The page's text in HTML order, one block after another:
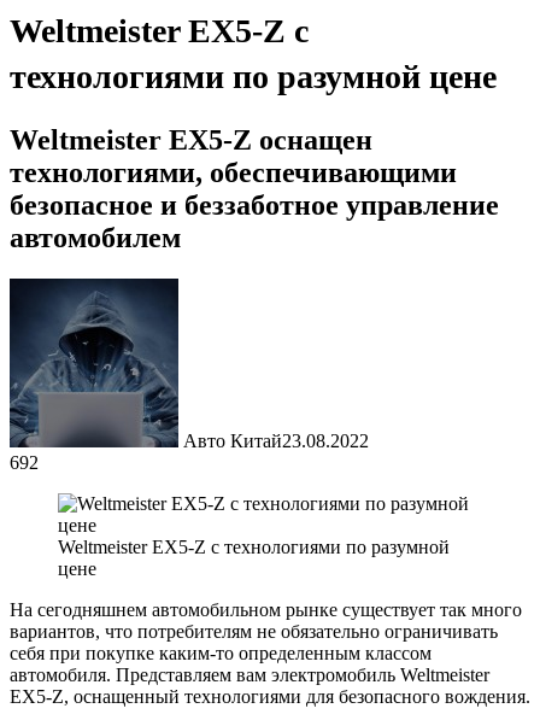
Weltmeister EX5-Z с
технологиями по разумной цене
Weltmeister EX5-Z оснащен
технологиями, обеспечивающими
безопасное и беззаботное управление
автомобилем
Авто Китай23.08.2022
692
Weltmeister EX5-Z с технологиями по разумной
цене
На сегодняшнем автомобильном рынке существует так много
вариантов, что потребителям не обязательно ограничивать
себя при покупке каким-то определенным классом
автомобиля. Представляем вам электромобиль Weltmeister
EX5-Z, оснащенный технологиями для безопасного вождения.